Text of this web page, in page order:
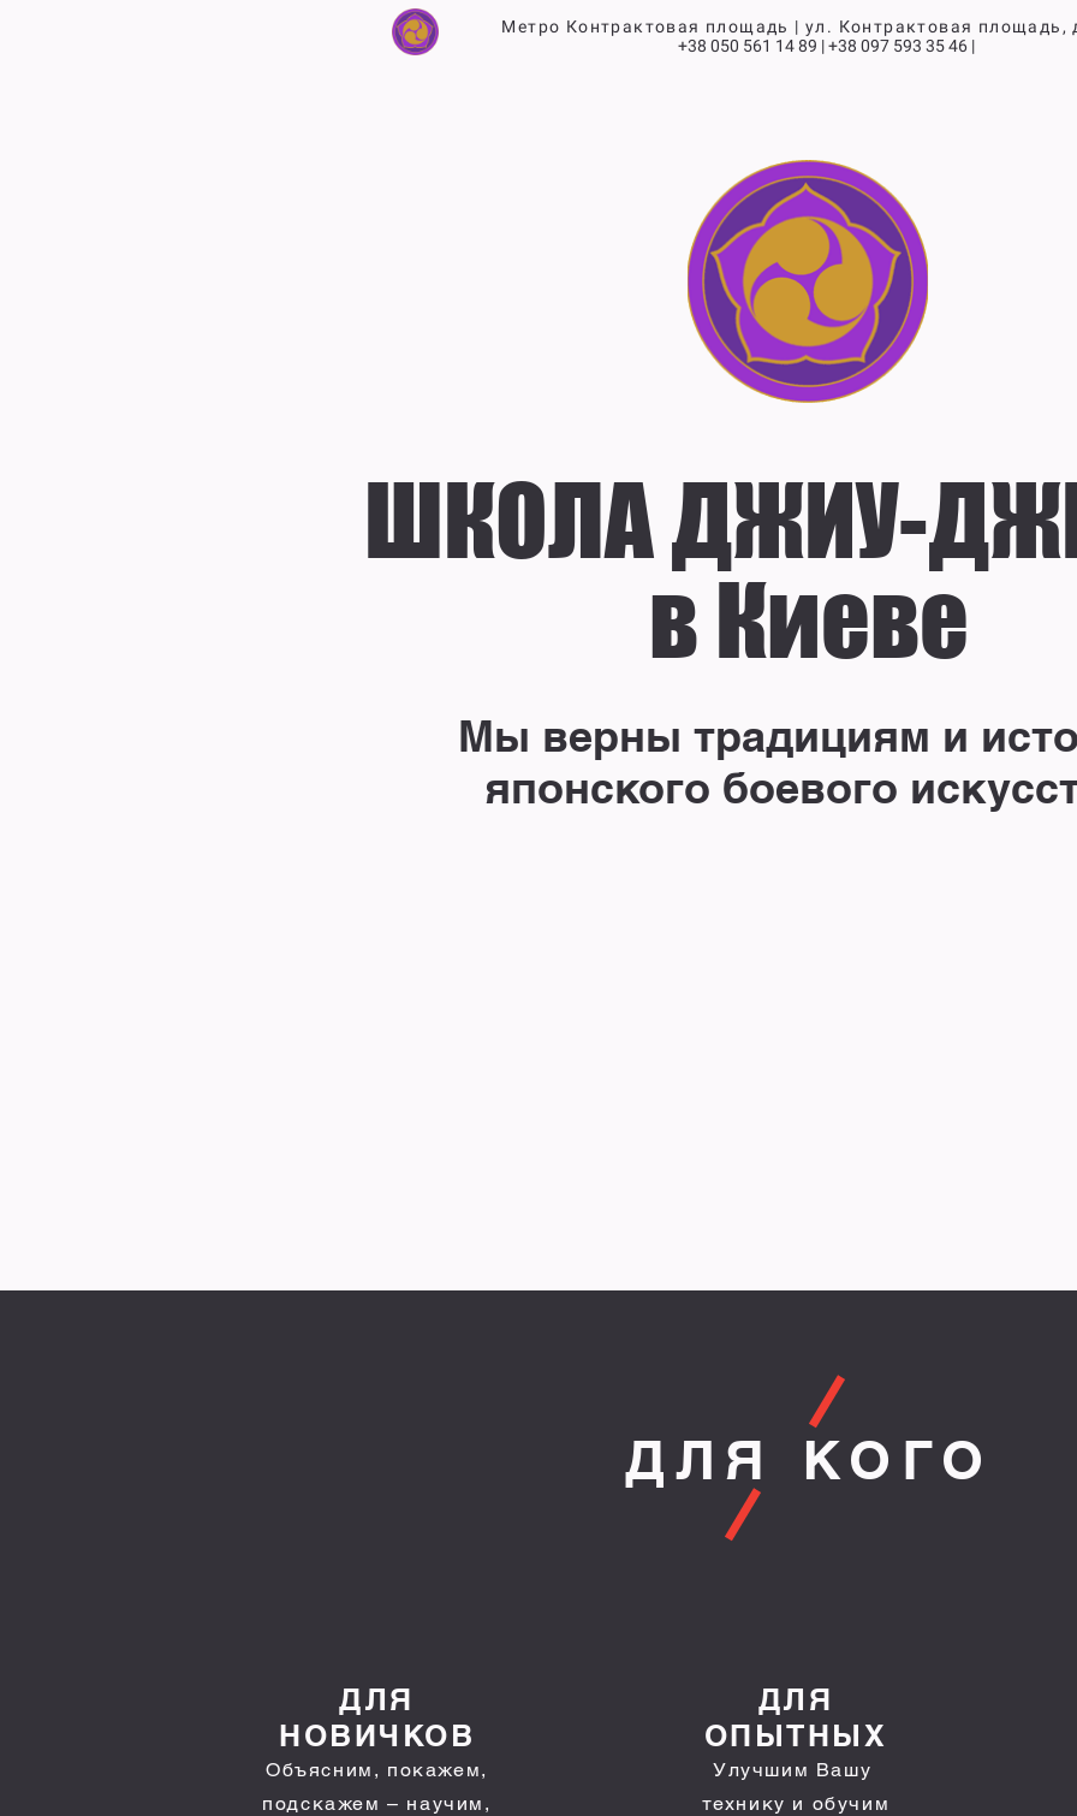
Метро Контрактовая площадь | ул. Контрактовая площадь,
+38 050 561 14 89 | +38 097 593 35 46 |
Мы верны традициям и
японского боевого
ШКОЛА ДЖИУ-
в Киеве
ДЛЯ КОГО
ДЛЯ
НОВИЧКОВ
Объясним, покажем,
подскажем – научим,
ДЛЯ
ОПЫТНЫХ
Улучшим Вашу
технику и обучим